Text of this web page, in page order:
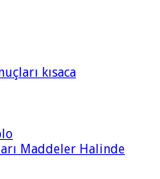
kısaca
Maddeler Halinde